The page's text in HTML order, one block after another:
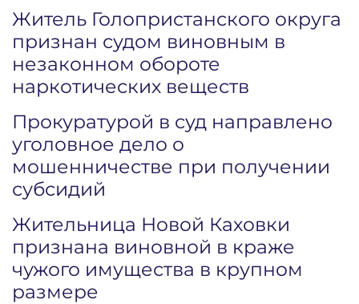
Житель Голопристанского округа
признан судом виновным в
незаконном обороте
наркотических веществ
Прокуратурой в суд направлено
уголовное дело о
мошенничестве при получении
субсидий
Жительница Новой Каховки
признана виновной в краже
чужого имущества в крупном
размере